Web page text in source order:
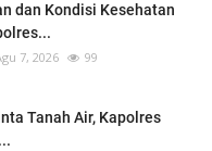
dan Kondisi Kesehatan
7, 2026 99
Tanah Air, Kapolres